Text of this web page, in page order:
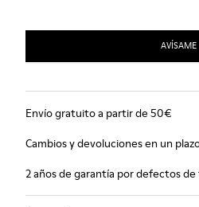
AVÍSAME
Envío gratuito a partir de 50€
Cambios y devoluciones en un
2 años de garantía por defectos de